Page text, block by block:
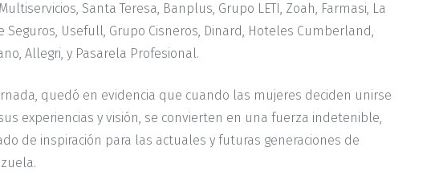
Santa Teresa, Banplus, Grupo LETI, Zoah, Farmasi, La
Seguros, Usefull, Grupo Cisneros, Dinard, Hoteles Cumberland,
Allegri, y Pasarela Profesional.
quedó en evidencia que cuando las mujeres deciden unirse
experiencias y visión, se convierten en una fuerza indetenible,
de inspiración para las actuales y futuras generaciones de